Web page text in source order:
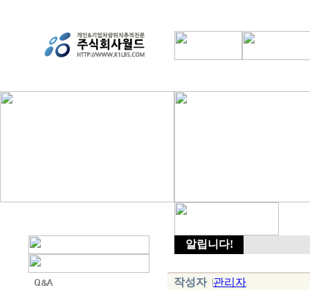
알립니다!
작성자
관리자